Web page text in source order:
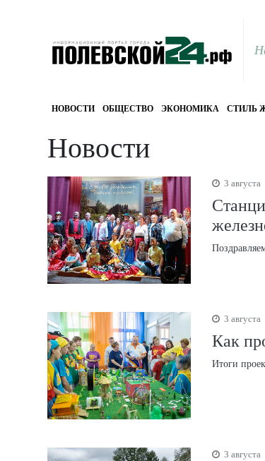
НОВОСТИ ОБЩЕСТВО ЭКОНОМИКА СТИЛЬ
Новости
3 августа
3 августа
Как
Итоги
3 августа